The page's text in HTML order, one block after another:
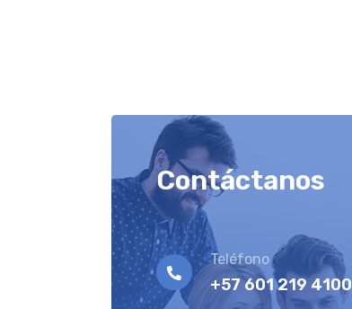
Contáctanos
Teléfono
+57 601 219 4100